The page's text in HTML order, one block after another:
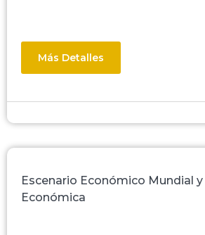
Más Detalles
Escenario Económico Mundial
Económica